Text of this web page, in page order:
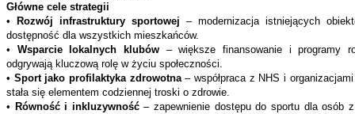
Główne cele strategii
•
Rozwój infrastruktury sportowej – modernizacja istniejących
dostępność dla wszystkich mieszkańców.
• Wsparcie lokalnych klubów – większe finansowanie i programy
odgrywają kluczową rolę w życiu społeczności.
• Sport jako profilaktyka zdrowotna– współpraca z NHS i
stała się elementem codziennej troski o zdrowie.
• Równość i inkluzywność– zapewnienie dostępu do sportu dla osób